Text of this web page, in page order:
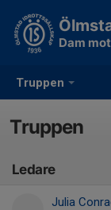
Truppen
Dam
Truppen
Ledare
Julia